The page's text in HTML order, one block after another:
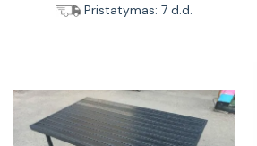
Pristatymas: 7 d.d.